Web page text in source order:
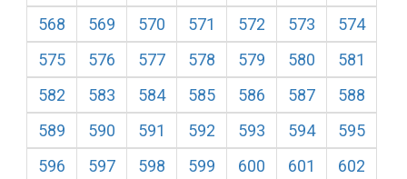
568
569 570 571 572 573
574
575
576 577 578 579 580
581
582
583 584 585 586 587
588
589
590 591 592 593 594
595
596
597 598 599 600 601
602